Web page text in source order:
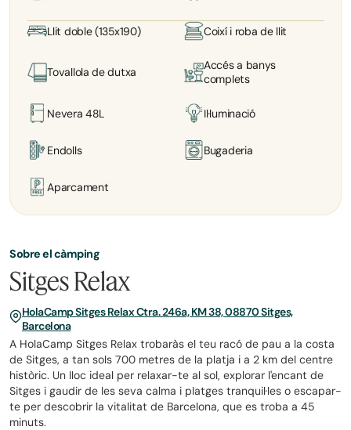
Llit doble (135x190) Coixí i roba de llit
Tovallola de dutxa
Accés a banys
complets
Nevera 48L Il·luminació
Endolls Bugaderia
Aparcament
Sobre el càmping
Sitges Relax
HolaCamp Sitges Relax Ctra. 246a, KM 38, 08870 Sitges,
Barcelona
A HolaCamp Sitges Relax trobaràs el teu racó de pau a la costa
de Sitges, a tan sols 700 metres de la platja i a 2 km del centre
històric. Un lloc ideal per relaxar-te al sol, explorar l'encant de
Sitges i gaudir de les seva calma i platges tranquil·les o escapar-
te per descobrir la vitalitat de Barcelona, que es troba a 45
minuts.